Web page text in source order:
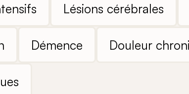
Lésions cérébrales
Démence Douleur